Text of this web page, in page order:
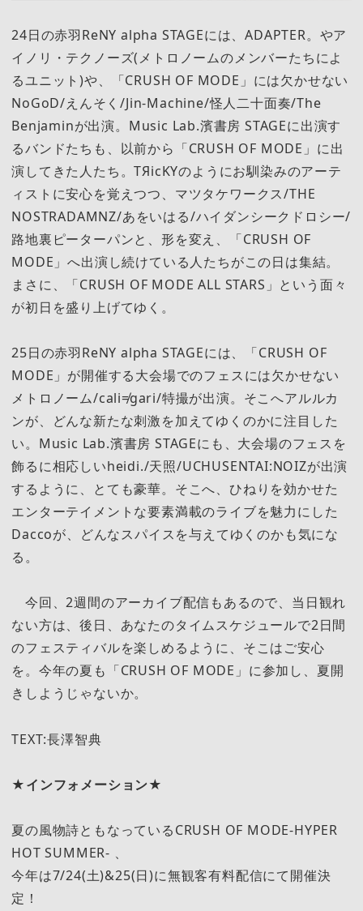
24日の赤羽ReNY alpha STAGEには、ADAPTER。やア
イノリ・テクノーズ(メトロノームのメンバーたちによ
るユニット)や、「CRUSH OF MODE」には欠かせない
NoGoD/えんそく/Jin-Machine/怪人二十面奏/The
Benjaminが出演。Music Lab.濱書房 STAGEに出演す
るバンドたちも、以前から「CRUSH OF MODE」に出
演してきた人たち。TЯicKYのようにお馴染みのアーテ
ィストに安心を覚えつつ、マツタケワークス/THE
NOSTRADAMNZ/あをいはる/ハイダンシークドロシー/
路地裏ピーターパンと、形を変え、「CRUSH OF
MODE」へ出演し続けている人たちがこの日は集結。
まさに、「CRUSH OF MODE ALL STARS」という面々
が初日を盛り上げてゆく。
25日の赤羽ReNY alpha STAGEには、「CRUSH OF
MODE」が開催する大会場でのフェスには欠かせない
メトロノーム/cali≠gari/特撮が出演。そこへアルルカ
ンが、どんな新たな刺激を加えてゆくのかに注目した
い。Music Lab.濱書房 STAGEにも、大会場のフェスを
飾るに相応しいheidi./天照/UCHUSENTAI:NOIZが出演
するように、とても豪華。そこへ、ひねりを効かせた
エンターテイメントな要素満載のライブを魅力にした
Daccoが、どんなスパイスを与えてゆくのかも気にな
る。
今回、2週間のアーカイブ配信もあるので、当日観れ
ない方は、後日、あなたのタイムスケジュールで2日間
のフェスティバルを楽しめるように、そこはご安心
を。今年の夏も「CRUSH OF MODE」に参加し、夏開
きしようじゃないか。
TEXT:長澤智典
★インフォメーション★
夏の風物詩ともなっているCRUSH OF MODE-HYPER
HOT SUMMER- 、
今年は7/24(土)&25(日)に無観客有料配信にて開催決
定！